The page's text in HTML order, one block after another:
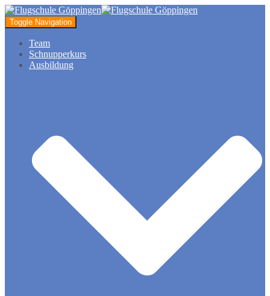
Toggle Navigation
Team
Schnupperkurs
Ausbildung